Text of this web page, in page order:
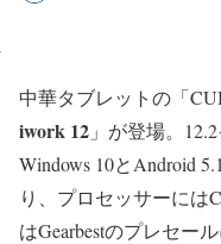
中華タブレットの「
iwork 12 」が登場。
Windows 10とAndroid
り、プロセッサーには
はGearbestのプレセー